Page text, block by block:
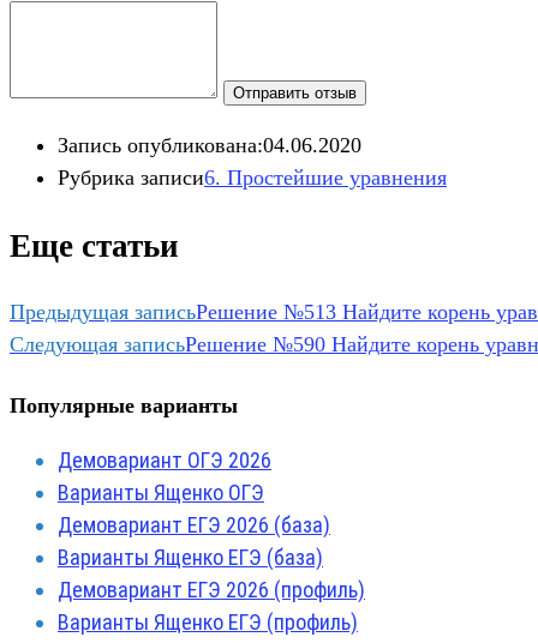
Отправить отзыв
Запись опубликована:04.06.2020
Рубрика записи6. Простейшие уравнения
Еще статьи
Предыдущая записьРешение №513 Найдите корень
Следующая записьРешение №590 Найдите корень
Популярные варианты
Демовариант ОГЭ 2026
Варианты Ященко ОГЭ
Демовариант ЕГЭ 2026 (база)
Варианты Ященко ЕГЭ (база)
Демовариант ЕГЭ 2026 (профиль)
Варианты Ященко ЕГЭ (профиль)